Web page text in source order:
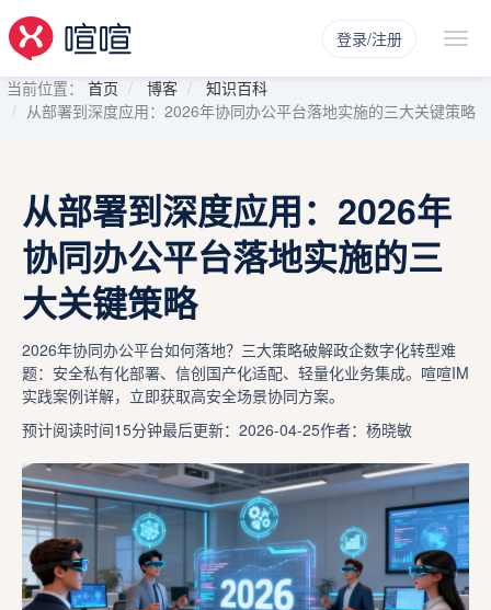
登录/注册
当前位置： 首页 博客
知识百科
从部署到深度应用：2026年协同办公平台落地实施的三大关键策略
从部署到深度应用：2026年
协同办公平台落地实施的三
大关键策略
2026年协同办公平台如何落地？三大策略破解政企数字化转型难
题：安全私有化部署、信创国产化适配、轻量化业务集成。喧喧IM
实践案例详解，立即获取高安全场景协同方案。
预计阅读时间15分钟最后更新：2026-04-25作者：杨晓敏